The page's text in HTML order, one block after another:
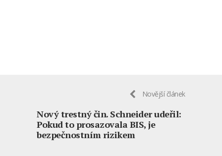
Novější článek
Nový trestný čin. Schneider udeřil:
Pokud to prosazovala BIS, je
bezpečnostním rizikem